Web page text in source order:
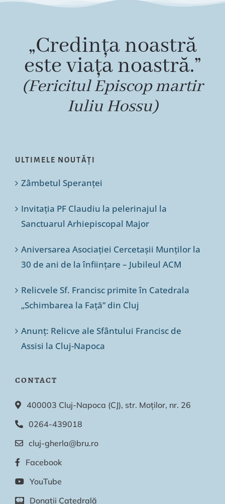
„Credința noastră
este viața noastră.”
(Fericitul Episcop martir
Iuliu Hossu)
ULTIMELE NOUTĂȚI
Zâmbetul Speranței
Invitația PF Claudiu la pelerinajul la
Sanctuarul Arhiepiscopal Major
Aniversarea Asociației Cercetașii Munților la
30 de ani de la înființare – Jubileul ACM
Relicvele Sf. Francisc primite în Catedrala
„Schimbarea la Față” din Cluj
Anunț: Relicve ale Sfântului Francisc de
Assisi la Cluj-Napoca
CONTACT
400003 Cluj-Napoca (CJ), str. Moților, nr. 26
0264-439018
cluj-gherla@bru.ro
Facebook
YouTube
Donații Catedrală